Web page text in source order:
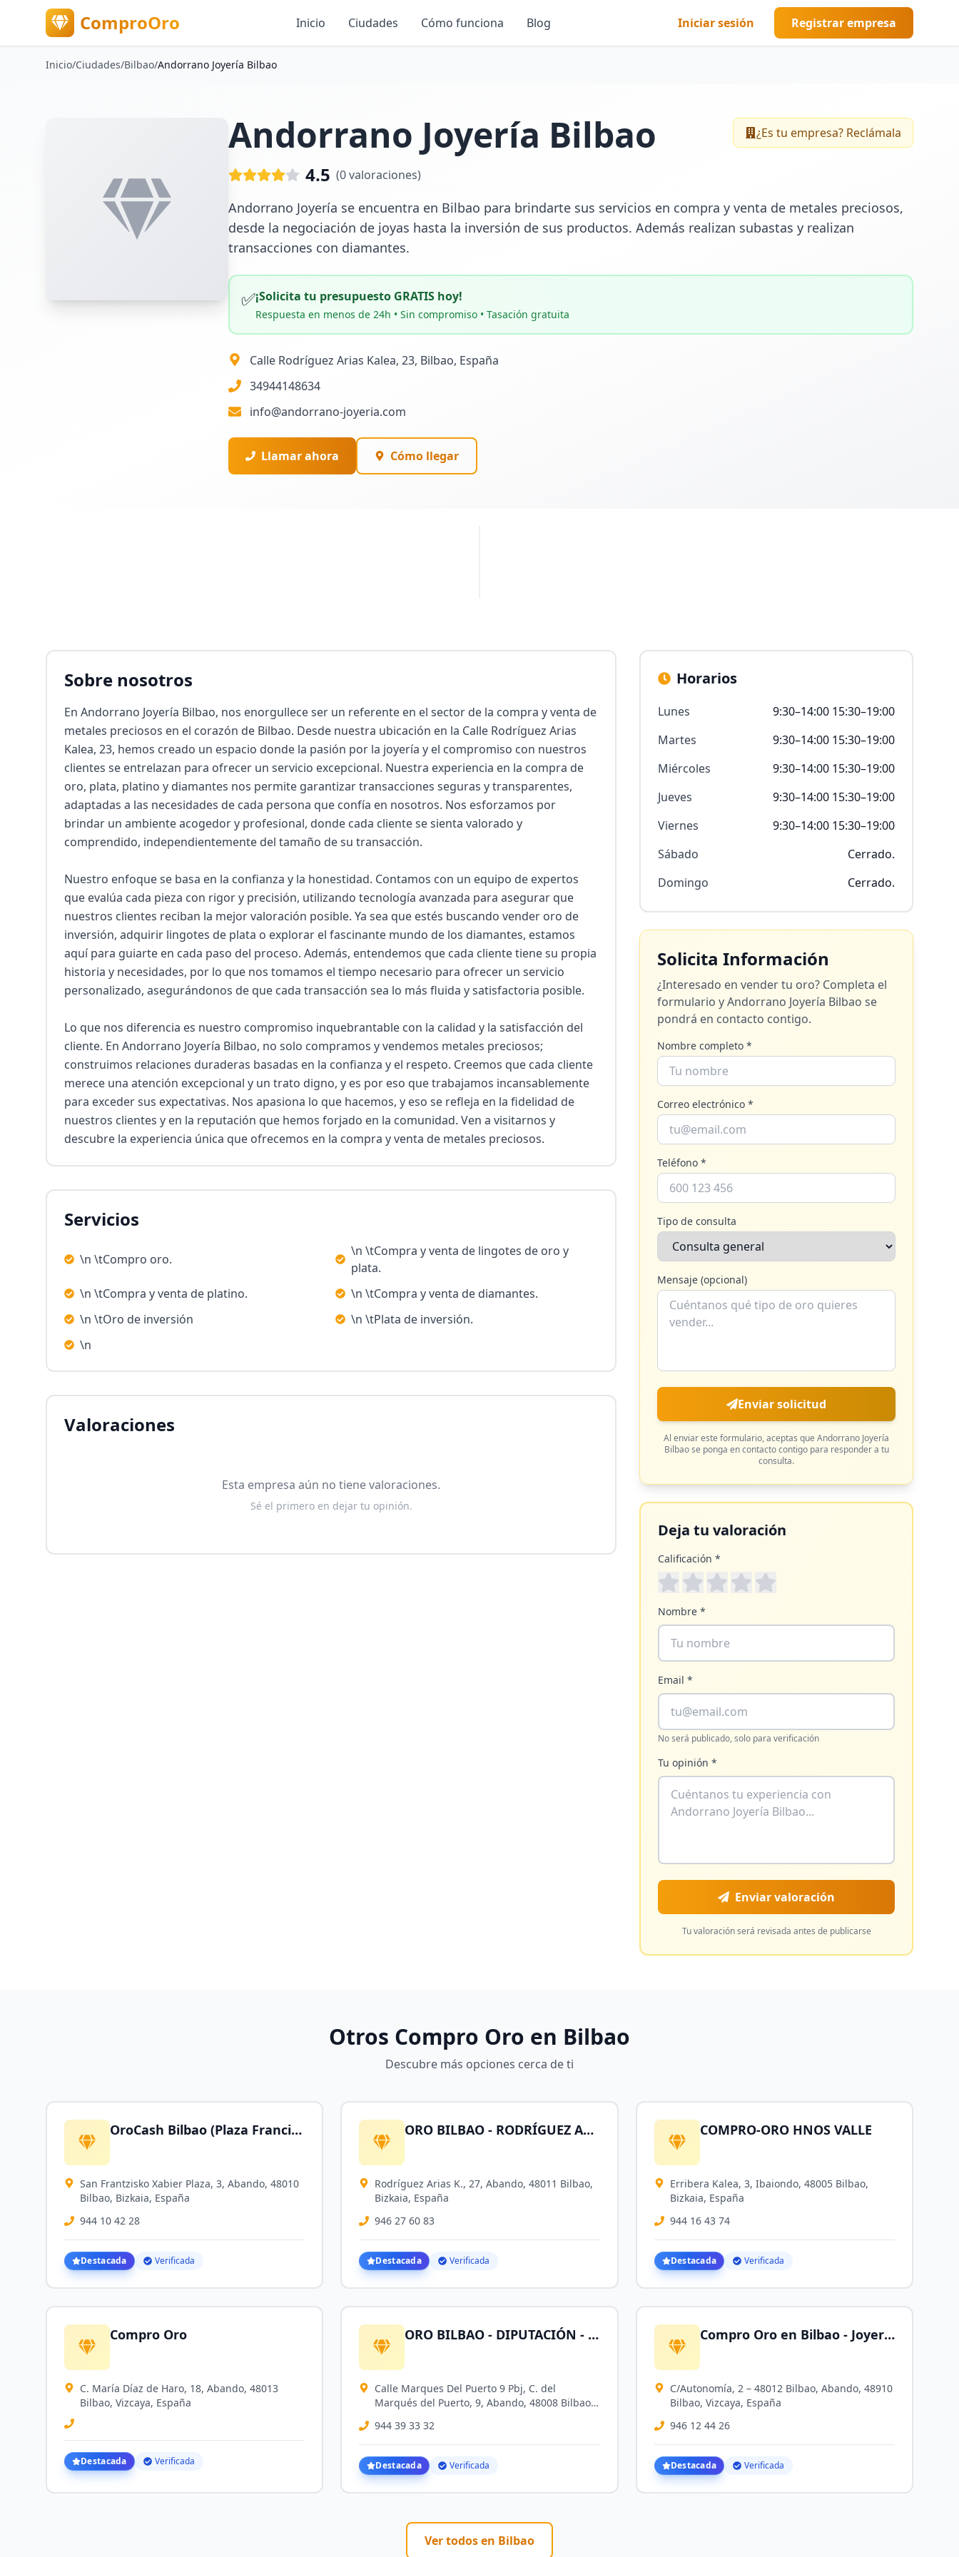
ComproOro Inicio Ciudades Cómo funciona Blog Iniciar sesión Registrar empresa
Inicio/Ciudades/Bilbao/Andorrano Joyería Bilbao
Andorrano Joyería Bilbao ¿Es tu empresa? Reclámala
4.5 (0valoraciones)
Andorrano Joyería se encuentra en Bilbao para brindarte sus servicios en compra y venta de metales preciosos,
desde la negociación de joyas hasta la inversión de sus productos. Además realizan subastas y realizan
transacciones con diamantes.
✅¡Solicita tu presupuesto GRATIS hoy!
Respuesta en menos de 24h • Sin compromiso • Tasación gratuita
Calle Rodríguez Arias Kalea, 23, Bilbao, España
34944148634
info@andorrano-joyeria.com
Llamar ahora Cómo llegar
Sobre nosotros
En Andorrano Joyería Bilbao, nos enorgullece ser un referente en el sector de la compra y venta de
metales preciosos en el corazón de Bilbao. Desde nuestra ubicación en la Calle Rodríguez Arias
Kalea, 23, hemos creado un espacio donde la pasión por la joyería y el compromiso con nuestros
clientes se entrelazan para ofrecer un servicio excepcional. Nuestra experiencia en la compra de
oro, plata, platino y diamantes nos permite garantizar transacciones seguras y transparentes,
adaptadas a las necesidades de cada persona que confía en nosotros. Nos esforzamos por
brindar un ambiente acogedor y profesional, donde cada cliente se sienta valorado y
comprendido, independientemente del tamaño de su transacción.
Nuestro enfoque se basa en la confianza y la honestidad. Contamos con un equipo de expertos
que evalúa cada pieza con rigor y precisión, utilizando tecnología avanzada para asegurar que
nuestros clientes reciban la mejor valoración posible. Ya sea que estés buscando vender oro de
inversión, adquirir lingotes de plata o explorar el fascinante mundo de los diamantes, estamos
aquí para guiarte en cada paso del proceso. Además, entendemos que cada cliente tiene su propia
historia y necesidades, por lo que nos tomamos el tiempo necesario para ofrecer un servicio
personalizado, asegurándonos de que cada transacción sea lo más fluida y satisfactoria posible.
Lo que nos diferencia es nuestro compromiso inquebrantable con la calidad y la satisfacción del
cliente. En Andorrano Joyería Bilbao, no solo compramos y vendemos metales preciosos;
construimos relaciones duraderas basadas en la confianza y el respeto. Creemos que cada cliente
merece una atención excepcional y un trato digno, y es por eso que trabajamos incansablemente
para exceder sus expectativas. Nos apasiona lo que hacemos, y eso se refleja en la fidelidad de
nuestros clientes y en la reputación que hemos forjado en la comunidad. Ven a visitarnos y
descubre la experiencia única que ofrecemos en la compra y venta de metales preciosos.
Servicios
\n \tCompro oro.
\n \tCompra y venta de lingotes de oro y
plata.
\n \tCompra y venta de platino.
\n \tCompra y venta de diamantes.
\n \tOro de inversión
\n \tPlata de inversión.
\n
Valoraciones
Esta empresa aún no tiene valoraciones.
Sé el primero en dejar tu opinión.
Horarios
Lunes
9:30–14:00 15:30–19:00
Martes
9:30–14:00 15:30–19:00
Miércoles
9:30–14:00 15:30–19:00
Jueves
9:30–14:00 15:30–19:00
Viernes
9:30–14:00 15:30–19:00
Sábado
Cerrado.
Domingo
Cerrado.
Solicita Información
¿Interesado en vender tu oro? Completa el
formulario yAndorrano Joyería Bilbao se
pondrá en contacto contigo.
Nombre completo *
Correo electrónico *
Teléfono *
Tipo de consulta
Mensaje (opcional)
Enviar solicitud
Al enviar este formulario, aceptas que Andorrano Joyería
Bilbaose ponga en contacto contigo para responder a tu
consulta.
Deja tu valoración
Calificación *
Nombre *
Email *
No será publicado, solo para verificación
Tu opinión *
Enviar valoración
Tu valoración será revisada antes de publicarse
Otros Compro Oro en Bilbao
Descubre más opciones cerca de ti
OroCash Bilbao (Plaza Francisco Javier) - Compro Oro | Empeños | Joyería Low Cost
San Frantzisko Xabier Plaza, 3, Abando, 48010
Bilbao, Bizkaia, España
944 10 42 28
Destacada Verificada
ORO BILBAO - RODRÍGUEZ ARIAS - Compro Oro, Plata, Herencias, Joyas, Monedas de Oro y Relojes de Oro
Rodríguez Arias K., 27, Abando, 48011 Bilbao,
Bizkaia, España
946 27 60 83
Destacada Verificada
COMPRO-ORO HNOS VALLE
Erribera Kalea, 3, Ibaiondo, 48005 Bilbao,
Bizkaia, España
944 16 43 74
Destacada Verificada
Compro Oro
C. María Díaz de Haro, 18, Abando, 48013
Bilbao, Vizcaya, España
Destacada Verificada
ORO BILBAO - DIPUTACIÓN - Compro Oro, Plata, Herencias, Joyas, Monedas de Oro, Brillantes y Relojes
Calle Marques Del Puerto 9 Pbj, C. del
Marqués del Puerto, 9, Abando, 48008 Bilbao,
944 39 33 32
Destacada Verificada
Compro Oro en Bilbao - Joyería SilverGold
C/Autonomía, 2 – 48012 Bilbao, Abando, 48910
Bilbao, Vizcaya, España
946 12 44 26
Destacada Verificada
Ver todos en Bilbao